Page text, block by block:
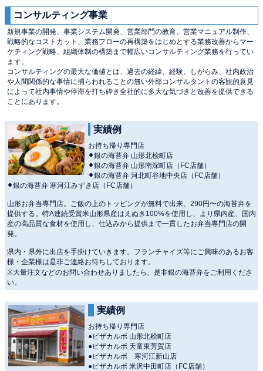
コンサルティング事業
新規事業の開発、事業システム開発、営業部門の教育、営業マニュアル制作、
戦略的なコストカット、業務フローの再構築をはじめとする業務改善からマー
ケティング戦略、組織体制の構築まで幅広いコンサルティング業務を行ってい
ます。
コンサルティングの最大な価値とは、過去の経緯、経験、しがらみ、社内政治
や人間関係的な事情に捕らわれることの無い外部コンサルタントの客観的意見
によって社内事情や停滞を打ち砕き全社的に多大な気づきと改善を提供できる
ことにあります。
実績例
お持ち帰り専門店
⚫︎銀の海苔弁 山形北桧町店
⚫︎銀の海苔弁 山形南深町店（FC店舗）
⚫︎銀の海苔弁 河北町谷地中央店（FC店舗）
⚫︎銀の海苔弁 寒河江みずき店（FC店舗）
山形お弁当専門店。ご飯の上のトッピングが無料で出来、290円〜の海苔弁を
提供する。特A連続受賞米山形県産はえぬき100%を使用し、より県内産、国内
産の高品質な食材を使用し、仕込みから提供まで一貫したお弁当専門店の開
発。
県内・県外に出店を手掛けていきます。フランチャイズ等にご興味のあるお客
様・企業様は是非ご連絡お待ちしております。
※大量注文などのお問い合わせありましたら、是非銀の海苔弁をご利用くださ
い。
実績例
お持ち帰り専門店
●ピザカルボ 山形北桧町店
●ピザカルボ 天童東芳賀店
●ピザカルボ 寒河江新山店
●ピザカルボ 米沢中田町店（FC店舗）